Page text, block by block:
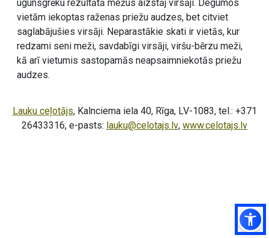
ugunsgrēku rezultātā mežus aizstāj virsāji. Degumos
vietām iekoptas raženas priežu audzes, bet citviet
saglabājušies virsāji. Neparastākie skati ir vietās, kur
redzami seni meži, savdabīgi virsāji, viršu-bērzu meži,
kā arī vietumis sastopamās neapsaimniekotās priežu
audzes.
Lauku ceļotājs, Kalnciema iela 40, Rīga, LV-1083, tel.: +371
26433316, e-pasts: lauku@celotajs.lv, www.celotajs.lv